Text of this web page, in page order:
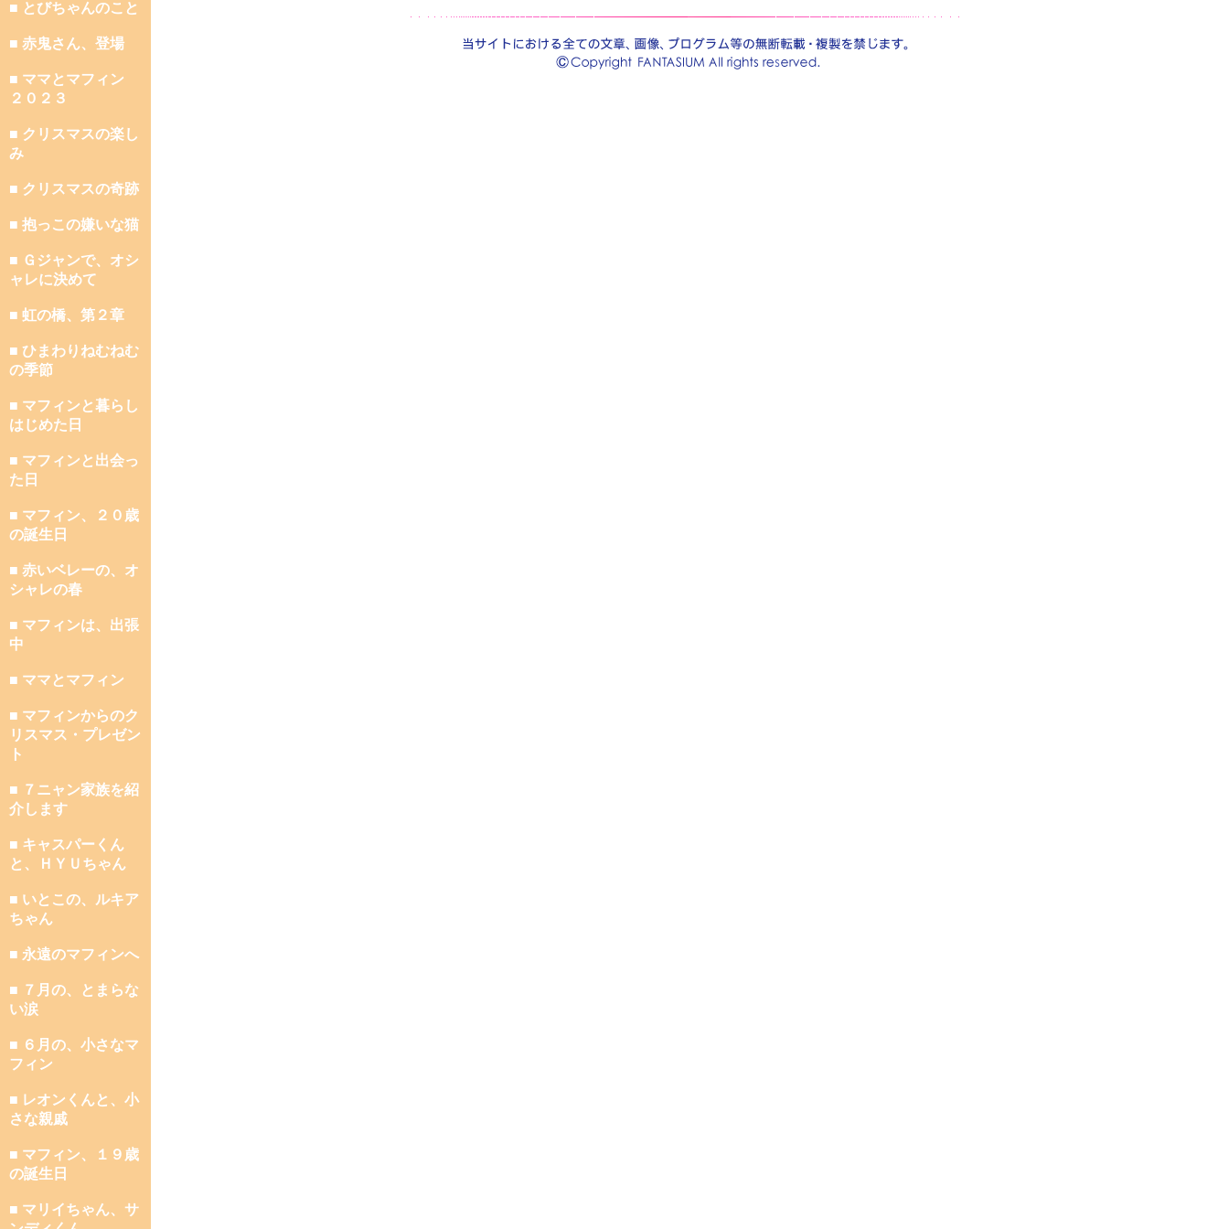
■ とびちゃんのこと
■ 赤鬼さん、登場
■ ママとマフィン
２０２３
■ クリスマスの楽し
み
■ クリスマスの奇跡
■ 抱っこの嫌いな猫
■ Ｇジャンで、オシ
ャレに決めて
■ 虹の橋、第２章
■ ひまわりねむねむ
の季節
■ マフィンと暮らし
はじめた日
■ マフィンと出会っ
た日
■ マフィン、２０歳
の誕生日
■ 赤いベレーの、オ
シャレの春
■ マフィンは、出張
中
■ ママとマフィン
■ マフィンからのク
リスマス・プレゼン
ト
■ ７ニャン家族を紹
介します
■ キャスパーくん
と、ＨＹＵちゃん
■ いとこの、ルキア
ちゃん
■ 永遠のマフィンへ
■ ７月の、とまらな
い涙
■ ６月の、小さなマ
フィン
■ レオンくんと、小
さな親戚
■ マフィン、１９歳
の誕生日
■ マリイちゃん、サ